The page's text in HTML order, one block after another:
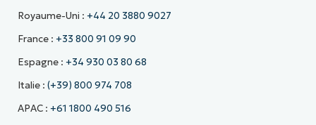
Royaume-Uni : +44 20 3880 9027
France : +33 800 91 09 90
Espagne : +34 930 03 80 68
Italie : (+39) 800 974 708
APAC : +61 1800 490 516